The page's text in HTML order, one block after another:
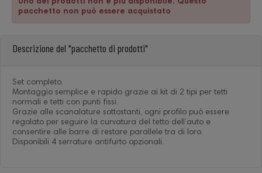
pacchetto non può essere acquistato
Descrizione del "pacchetto di prodotti"
Set completo.
Montaggio semplice e rapido grazie ai kit di 2 tipi per tetti
normali e tetti con punti fissi.
Grazie alle scanalature sottostanti, ogni profilo può essere
regolato per seguire la curvatura del tetto dell’auto e
consentire alle barre di restare parallele tra di loro.
Disponibili 4 serrature antifurto opzionali.